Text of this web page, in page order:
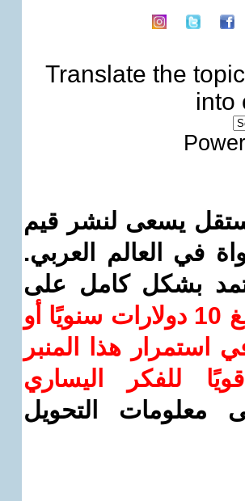
Translate the topic
into
يسعى لنشر قيم
في العالم العربي.
بشكل كامل على
ساهم/ي معنا! بدعمكم بمبلغ 10 دولارات سنويًا أو
استمرار هذا المنبر
للفكر اليساري
معلومات التحويل